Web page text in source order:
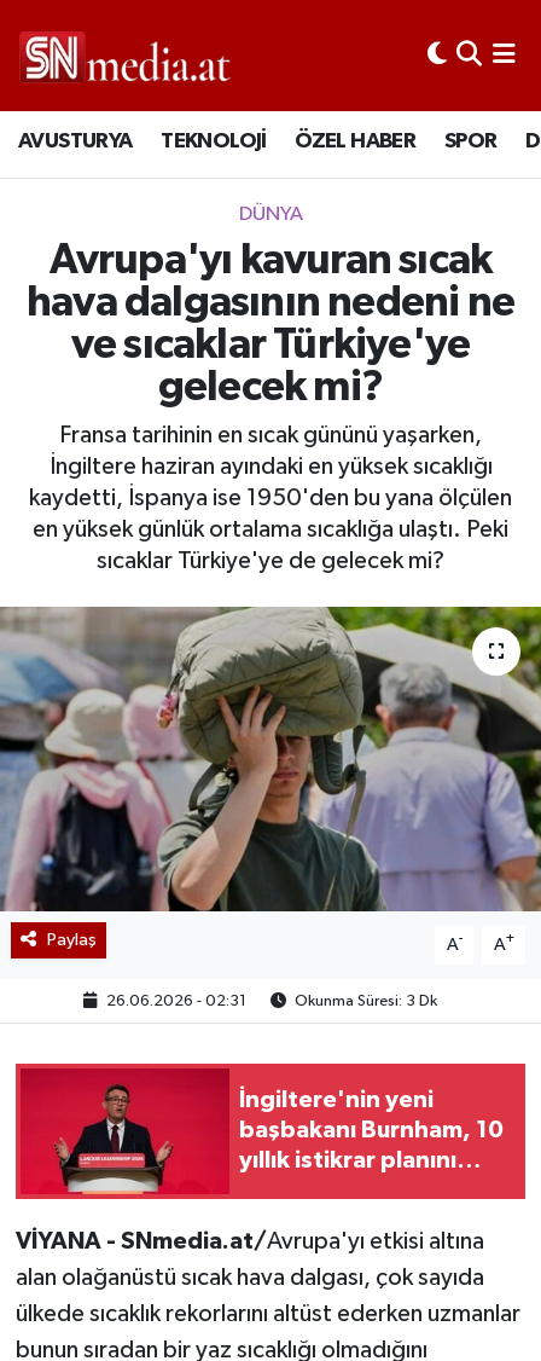
AVUSTURYA TEKNOLOJİ ÖZEL HABER SPOR
DÜNYA
Avrupa'yı kavuran sıcak
hava dalgasının nedeni ne
ve sıcaklar Türkiye'ye
gelecek mi?
Fransa tarihinin en sıcak gününü yaşarken,
İngiltere haziran ayındaki en yüksek sıcaklığı
kaydetti, İspanya ise 1950'den bu yana ölçülen
en yüksek günlük ortalama sıcaklığa ulaştı. Peki
sıcaklar Türkiye'ye de gelecek mi?
Paylaş A- A+
26.06.2026 - 02:31 Okunma Süresi: 3 Dk
İngiltere'nin yeni
başbakanı Burnham, 10
yıllık istikrar planını
VİYANA - SNmedia.at/Avrupa'yı etkisi altına
alan olağanüstü sıcak hava dalgası, çok sayıda
ülkede sıcaklık rekorlarını altüst ederken uzmanlar
bunun sıradan bir yaz sıcaklığı olmadığını